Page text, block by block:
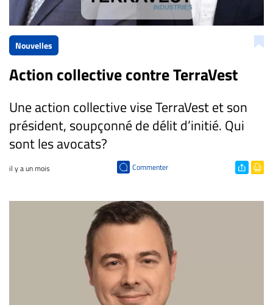
CARRIÈRE
ET
EMPLOIS
ET
JURISTES
Offres
Nouvelles
Action collective contre TerraVest
Une action collective vise TerraVest et son
président, soupçonné de délit d’initié. Qui
sont les avocats?
il y a un mois Commenter